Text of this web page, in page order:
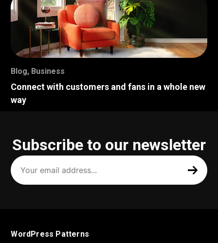
Blog, Business
Connect with customers and fans in a whole new
way
Subscribe to our newsletter
Your
email
address
(Required)
WordPress Patterns